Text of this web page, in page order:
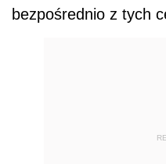
bezpośrednio z tych